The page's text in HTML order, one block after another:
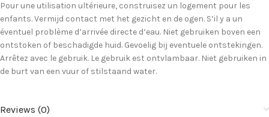
Pour une utilisation ultérieure, construisez un logement pour les
enfants. Vermijd contact met het gezicht en de ogen. S’il y a un
éventuel problème d’arrivée directe d’eau. Niet gebruiken boven een
ontstoken of beschadigde huid. Gevoelig bij eventuele ontstekingen.
Arrêtez avec le gebruik. Le gebruik est ontvlambaar. Niet gebruiken in
de burt van een vuur of stilstaand water.
Reviews (0)